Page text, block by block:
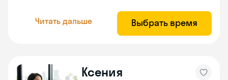
Читать дальше Выбрать время
Ксения